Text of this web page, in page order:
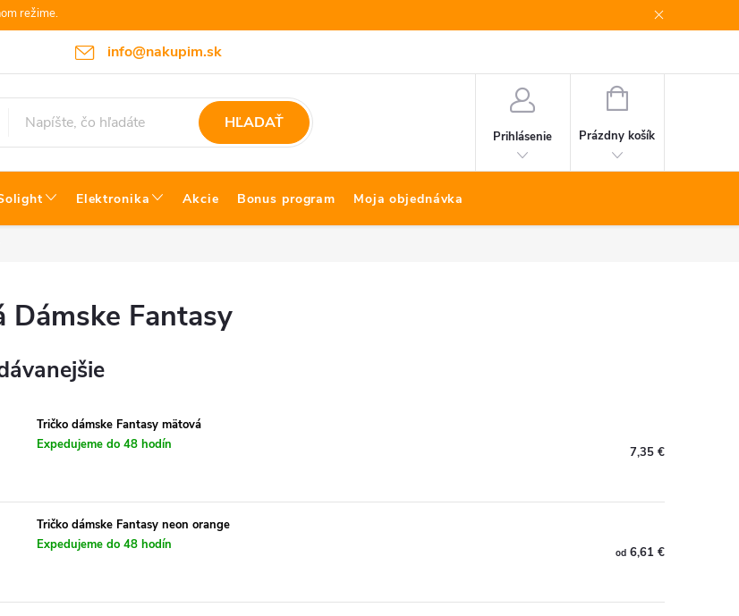
režime.
info@nakupim.sk
Platby a Doprava Blog Bosch náradie
HĽADAŤ
Prihlásenie
NÁKUPNÝ
Prázdny košík
Elektronika Akcie Bonus program Moja objednávka
Dámske Fantasy
Tričko dámske Fantasy mätová
Expedujeme do 48 hodín
7,35 €
Tričko dámske Fantasy neon orange
Expedujeme do 48 hodín
od 6,61 €